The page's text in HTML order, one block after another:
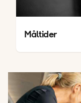
Måltider